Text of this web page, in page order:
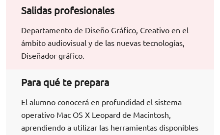
Salidas profesionales
Departamento de Diseño Gráfico, Creativo en el
ámbito audiovisual y de las nuevas tecnologías,
Diseñador gráfico.
Para qué te prepara
El alumno conocerá en profundidad el sistema
operativo Mac OS X Leopard de Macintosh,
aprendiendo a utilizar las herramientas disponibles